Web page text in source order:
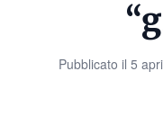
Pubblicato il 5